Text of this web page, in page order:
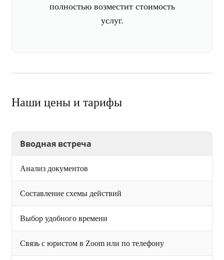
полностью возместит стоимость
услуг.
Наши цены и тарифы
Вводная встреча
Анализ документов
Составление схемы действий
Выбор удобного времени
Связь с юристом в Zoom или по телефону